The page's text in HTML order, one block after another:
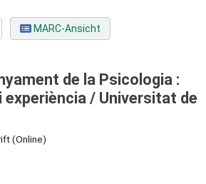
MARC-Ansicht
de la Psicologia :
experiència / Universitat de
(Online)